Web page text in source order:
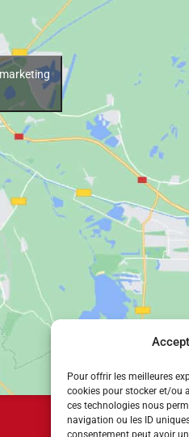
Pour offrir les meilleures
cookies pour stocker et/ou
ces technologies nous
navigation ou les ID
consentement peut avoir